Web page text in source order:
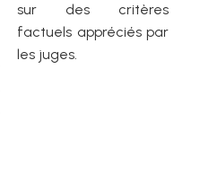
sur des critères
factuels appréciés par
les juges.